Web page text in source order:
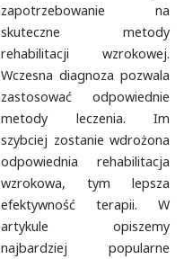
zapotrzebowanie na
skuteczne metody
rehabilitacji wzrokowej.
Wczesna diagnoza pozwala
zastosować odpowiednie
metody leczenia. Im
szybciej zostanie wdrożona
odpowiednia rehabilitacja
wzrokowa, tym lepsza
efektywność terapii. W
artykule opiszemy
najbardziej popularne